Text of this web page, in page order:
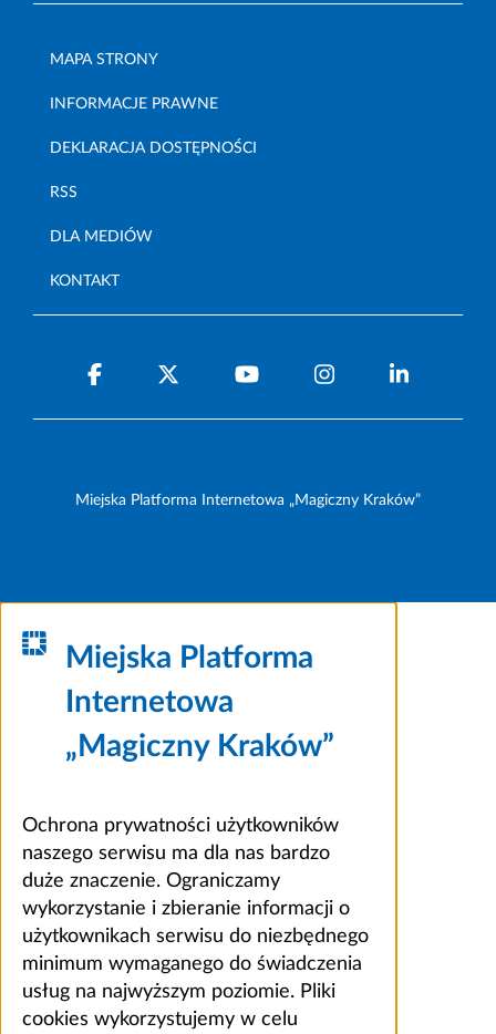
MAPA STRONY
INFORMACJE PRAWNE
DEKLARACJA DOSTĘPNOŚCI
RSS
DLA MEDIÓW
KONTAKT
Miejska Platforma Internetowa „Magiczny Kraków”
Miejska Platforma
Internetowa
„Magiczny Kraków”
Ochrona prywatności użytkowników
naszego serwisu ma dla nas bardzo
duże znaczenie. Ograniczamy
wykorzystanie i zbieranie informacji o
użytkownikach serwisu do niezbędnego
minimum wymaganego do świadczenia
usług na najwyższym poziomie. Pliki
cookies wykorzystujemy w celu